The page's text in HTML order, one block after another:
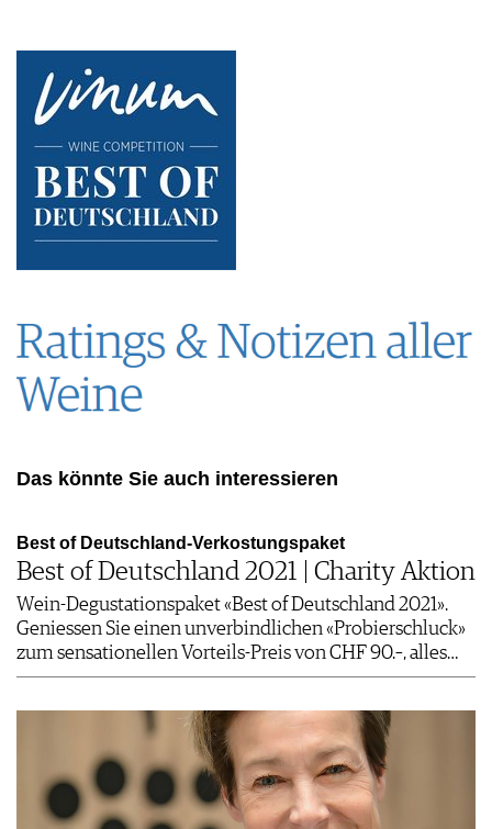
Das könnte Sie auch interessieren
Best of Deutschland-Verkostungspaket
Best of Deutschland 2021 | Charity Aktion
Wein-Degustationspaket «Best of Deutschland 2021».
Geniessen Sie einen unverbindlichen «Probierschluck»
zum sensationellen Vorteils-Preis von CHF 90.–, alles…